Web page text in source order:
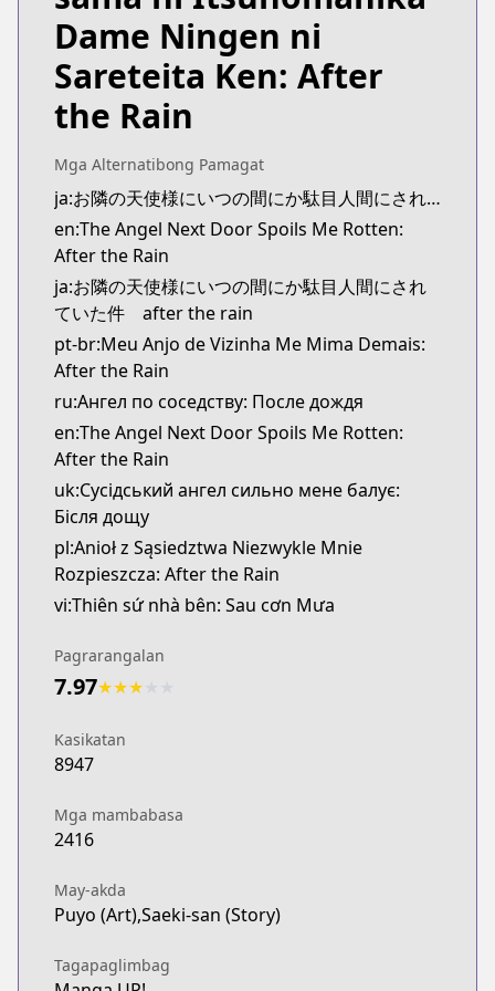
https://www.ganganonline.com/title/2019
CDJapan
https://www.anime-planet.com/manga/https://
MangaUpdates
https://www.mangaupdates.com/
novelUpdates
novelUpdates
https://www.novelupdates.com/series/otonari-
Book☆Walker
https://bookwalker.jp/series/477679/list
Official English
Official English
https://global.manga-up.com/manga/649
Dame Ningen ni
Sareteita Ken: After
the Rain
Mga Alternatibong Pamagat
ja:お隣の天使様にいつの間にか駄目人間にされていた件 after the rain
en:The Angel Next Door Spoils Me Rotten:
After the Rain
ja:お隣の天使様にいつの間にか駄目人間にされ
ていた件 after the rain
pt-br:Meu Anjo de Vizinha Me Mima Demais:
After the Rain
ru:Ангел по соседству: После дождя
en:The Angel Next Door Spoils Me Rotten:
After the Rain
uk:Сусідський ангел сильно мене балує:
Бісля дощу
pl:Anioł z Sąsiedztwa Niezwykle Mnie
Rozpieszcza: After the Rain
vi:Thiên sứ nhà bên: Sau cơn Mưa
Pagrarangalan
7.97★★★
Kasikatan
8947
Mga mambabasa
2416
May-akda
Puyo (Art),Saeki-san (Story)
Tagapaglimbag